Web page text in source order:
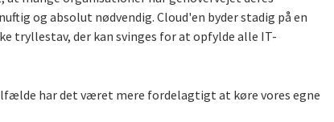
og absolut nødvendig. Cloud'en byder stadig på en
tryllestav, der kan svinges for at opfylde alle IT-
har det været mere fordelagtigt at køre vores egne